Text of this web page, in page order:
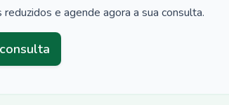
e agende agora a sua consulta.